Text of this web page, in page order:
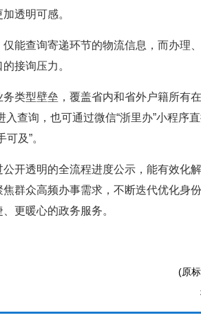
透明可感。
能查询寄递环节的物流信息，而办理
接询压力。
类型壁垒，覆盖省内和省外户籍所有
入查询，也可通过微信“浙里办”小程序
及”。
开透明的全流程进度公示，能有效化
群众高频办事需求，不断迭代优化身
更暖心的政务服务。
(原